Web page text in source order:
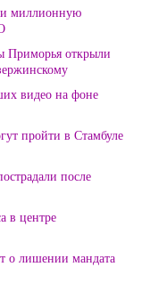
миллионную
Приморья открыли
видео на фоне
пройти в Стамбуле
после
в центре
о лишении мандата